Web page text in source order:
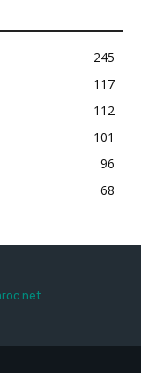
245
117
112
101
96
68